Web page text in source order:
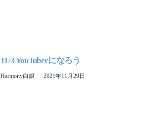
11/3 YouTuberになろう
Harmony白銀 2021年11月29日